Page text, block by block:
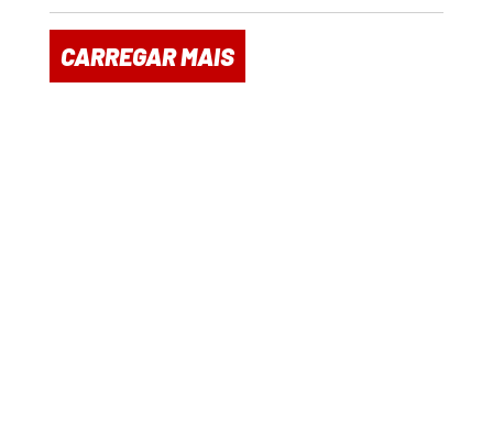
CARREGAR MAIS